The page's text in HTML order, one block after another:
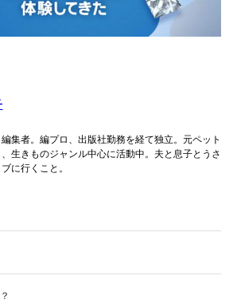
集者。編プロ、出版社勤務を経て独立。元ペット
生きものジャンル中心に活動中。夫と息子とうさ
に行くこと。